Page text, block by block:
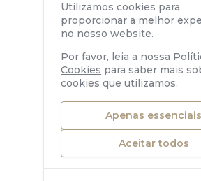
Utilizamos cookies para
proporcionar a melhor
no nosso website.
Por favor, leia a nossa
Cookies para saber mais
cookies que utilizamos.
Apenas
Aceitar todos